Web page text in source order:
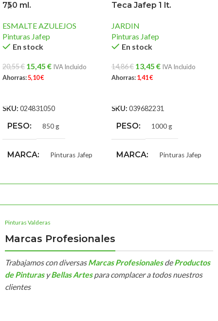
750 ml.
ESMALTE AZULEJOS
Pinturas Jafep
En stock
20,55€ 15,45 € IVA Incluido
Ahorras:5,10€
SKU: 024831050
PESO 850 g
MARCA Pinturas Jafep
Teca Jafep 1 lt.
JARDIN
Pinturas Jafep
En stock
14,86€ 13,45 € IVA Incluido
Ahorras:1,41€
SKU: 039682231
PESO 1000 g
MARCA Pinturas Jafep
Pinturas Valderas
Marcas Profesionales
Trabajamos con diversasMarcas Profesionales deProductos
de Pinturas yBellas Artespara complacer a todos nuestros
clientes